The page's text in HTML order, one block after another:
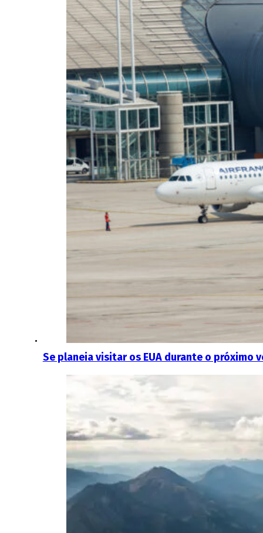
Se planeia visitar os EUA durante o próximo